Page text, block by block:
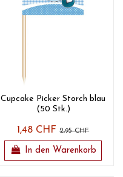
Cupcake Picker Storch blau
(50 Stk.)
1,48 CHF2,95 CHF
In den Warenkorb